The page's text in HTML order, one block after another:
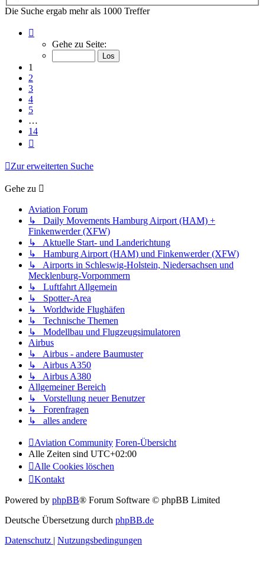
Die Suche ergab mehr als 1000 Treffer
von
Gehe zu Seite:
1
2
3
4
5
…
14
Zur erweiterten Suche
Gehe zu
Aviation Forum
↳ Daily Movements Hamburg Airport (HAM) +
Finkenwerder (XFW)
↳ Aktuelle Start- und Landerichtung
↳ Hamburg Airport (HAM) und Finkenwerder (XFW)
↳ Airports in Schleswig-Holstein, Niedersachsen und
Mecklenburg-Vorpommern
↳ Luftfahrt Allgemein
↳ Spotter-Area
↳ Worldwide Flughäfen
↳ Technische Themen
↳ Modellbau und Flugzeugsimulatoren
Airbus
↳ Airbus - andere Baumuster
↳ Airbus A350
↳ Airbus A380
Allgemeiner Bereich
↳ Vorstellung neuer Benutzer
↳ Forenfragen
↳ alles andere
Aviation Community Foren-Übersicht
Alle Zeiten sind UTC+02:00
Alle Cookies löschen
Kontakt
Powered by phpBB® Forum Software © phpBB Limited
Deutsche Übersetzung durch phpBB.de
Datenschutz
Nutzungsbedingungen